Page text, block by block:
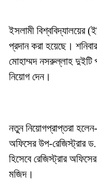
ইসলামী বিশ্ববিদ্যালয়ের
প্রদান করা হয়েছে।
মোহাম্মদ নসরুল্লাহ
নিয়োগ দেন।
নতুন নিয়োগপ্রাপ্তরা হলেন-
অফিসের উপ-রেজিস্ট্রার
হিসেবে রেজিস্ট্রার
মজিদ।